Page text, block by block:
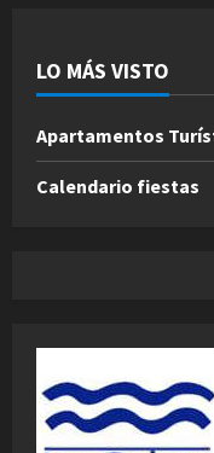
LO MÁS VISTO
Apartamentos
Calendario fiestas